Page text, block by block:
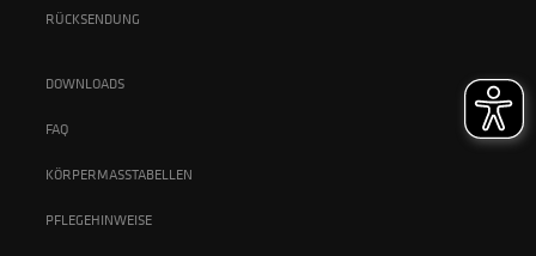
RÜCKSENDUNG
DOWNLOADS
FAQ
KÖRPERMASSTABELLEN
PFLEGEHINWEISE